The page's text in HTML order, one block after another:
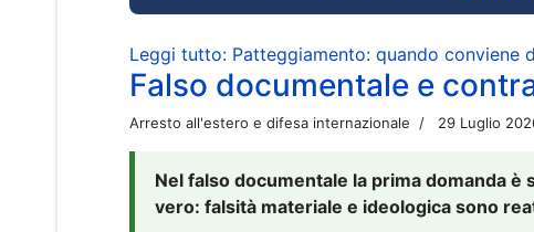
Leggi tutto: Patteggiamento: quando conviene
Falso documentale e
Arresto all'estero e difesa internazionale 29 Luglio
Nel falso documentale la prima domanda
vero: falsità materiale e ideologica sono